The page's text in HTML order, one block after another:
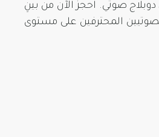
صوتي. احجز الآن من بينِ
المحترفين على مستوى